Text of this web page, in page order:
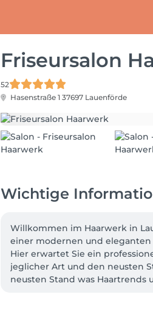
Friseursalon
52
Hasenstraße 1 37697 Lauenförde
Wichtige
Willkommen im Haarwerk in
einer modernen und
Hier erwartet Sie ein
jeglicher Art und den neusten
neusten Stand was Haartrends